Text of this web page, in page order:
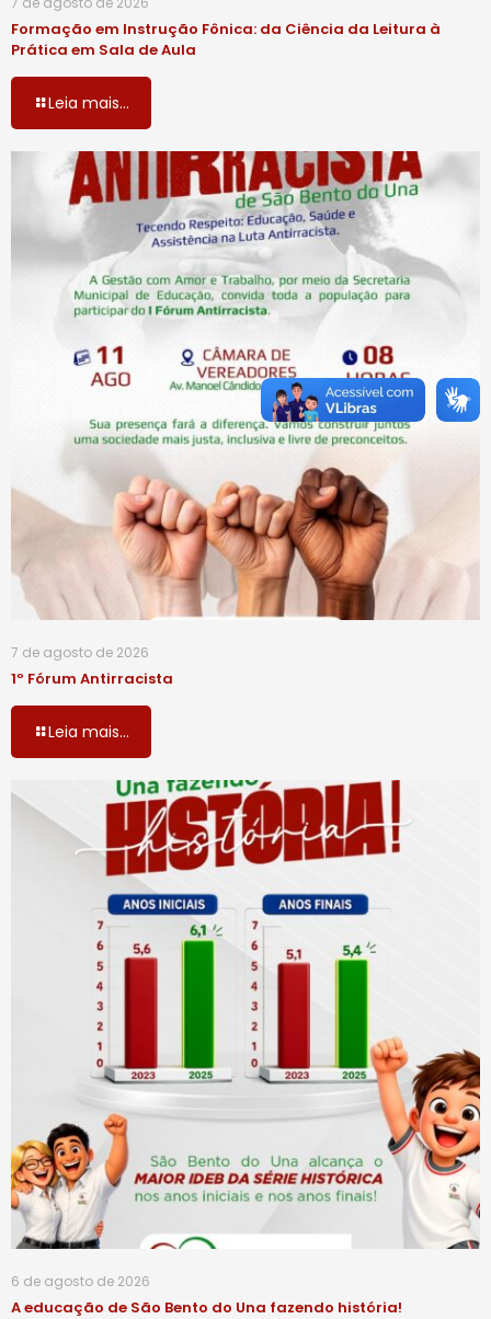
Formação em Instrução Fônica: da Ciência da Leitura à
Prática em Sala de Aula
Leia mais...
7 de agosto de 2026
1º Fórum Antirracista
Leia mais...
6 de agosto de 2026
A educação de São Bento do Una fazendo história!